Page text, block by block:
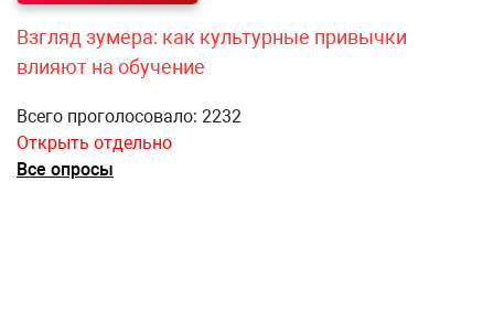
Взгляд зумера: как культурные привычки
влияют на обучение
Всего проголосовало: 2232
Открыть отдельно
Все опросы